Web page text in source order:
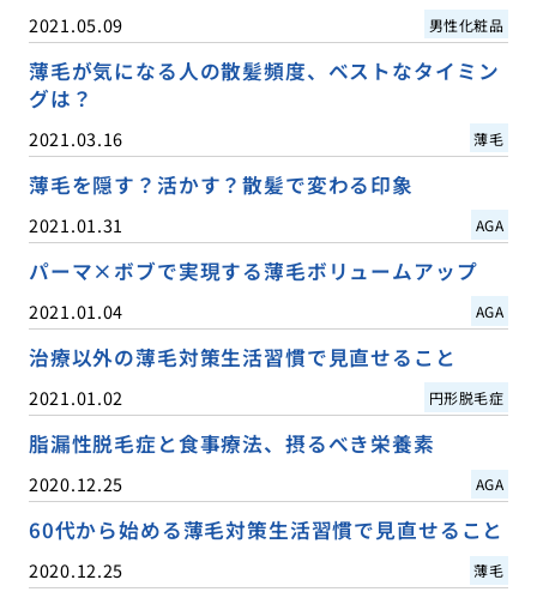
2021.05.09 男性化粧品
薄毛が気になる人の散髪頻度、ベストなタイミン
グは？
2021.03.16 薄毛
薄毛を隠す？活かす？散髪で変わる印象
2021.01.31 AGA
パーマ×ボブで実現する薄毛ボリュームアップ
2021.01.04 AGA
治療以外の薄毛対策生活習慣で見直せること
2021.01.02 円形脱毛症
脂漏性脱毛症と食事療法、摂るべき栄養素
2020.12.25 AGA
60代から始める薄毛対策生活習慣で見直せること
2020.12.25 薄毛